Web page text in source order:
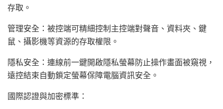
存取。
管理安全：被控端可精細控制主控端對聲音、資料夾、鍵
鼠、攝影機等資源的存取權限。
隱私安全：連線前一鍵開啟隱私螢幕防止操作畫面被窺視，
遠控結束自動鎖定螢幕保障電腦資訊安全。
國際認證與加密標準：